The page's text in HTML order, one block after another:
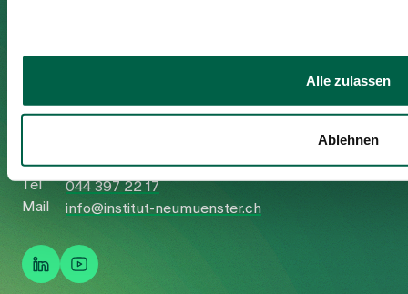
Alle zulassen
Ablehnen
Tel
044 397 22 17
Mail
info@institut-neumuenster.ch